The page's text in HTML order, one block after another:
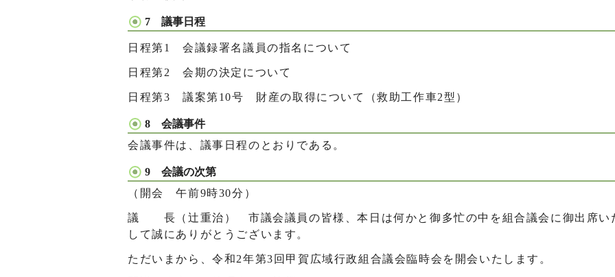
7 議事日程
日程第1 会議録署名議員の指名について
日程第2 会期の決定について
日程第3 議案第10号 財産の取得について（救助工作車2型）
8 会議事件
会議事件は、議事日程のとおりである。
9 会議の次第
（開会 午前9時30分）
議 長（辻󠄀重治） 市議会議員の皆様、本日は何かと御多忙の中を組合議会に御出席い
して誠にありがとうございます。
ただいまから、令和2年第3回甲賀広域行政組合議会臨時会を開会いたします。